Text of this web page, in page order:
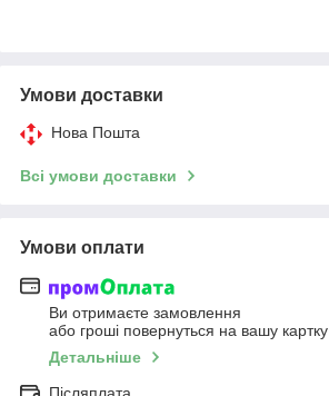
Умови доставки
Нова Пошта
Всі умови доставки
Умови оплати
Ви отримаєте замовлення
або гроші повернуться на вашу картку
Детальніше